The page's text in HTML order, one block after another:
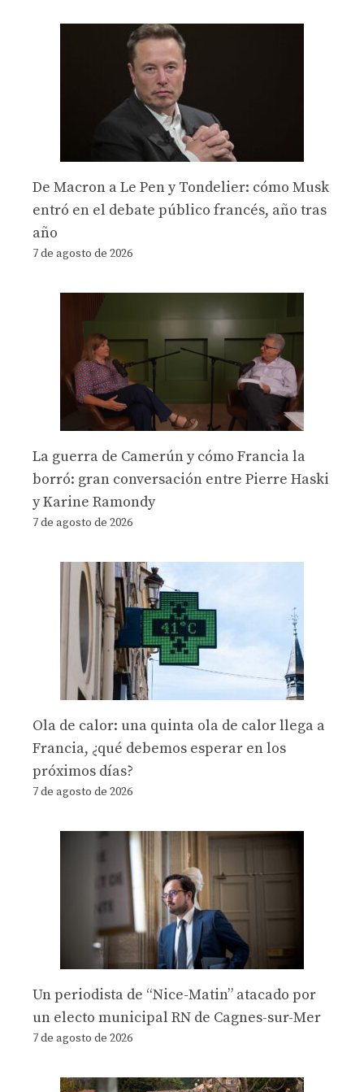
De Macron a Le Pen y Tondelier: cómo Musk
entró en el debate público francés, año tras
año
7 de agosto de 2026
La guerra de Camerún y cómo Francia la
borró: gran conversación entre Pierre Haski
y Karine Ramondy
7 de agosto de 2026
Ola de calor: una quinta ola de calor llega a
Francia, ¿qué debemos esperar en los
próximos días?
7 de agosto de 2026
Un periodista de “Nice-Matin” atacado por
un electo municipal RN de Cagnes-sur-Mer
7 de agosto de 2026